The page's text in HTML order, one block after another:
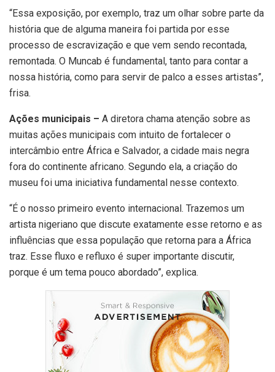
“Essa exposição, por exemplo, traz um olhar sobre parte da
história que de alguma maneira foi partida por esse
processo de escravização e que vem sendo recontada,
remontada. O Muncab é fundamental, tanto para contar a
nossa história, como para servir de palco a esses artistas”,
frisa.
Ações municipais – A diretora chama atenção sobre as
muitas ações municipais com intuito de fortalecer o
intercâmbio entre África e Salvador, a cidade mais negra
fora do continente africano. Segundo ela, a criação do
museu foi uma iniciativa fundamental nesse contexto.
“É o nosso primeiro evento internacional. Trazemos um
artista nigeriano que discute exatamente esse retorno e as
influências que essa população que retorna para a África
traz. Esse fluxo e refluxo é super importante discutir,
porque é um tema pouco abordado”, explica.